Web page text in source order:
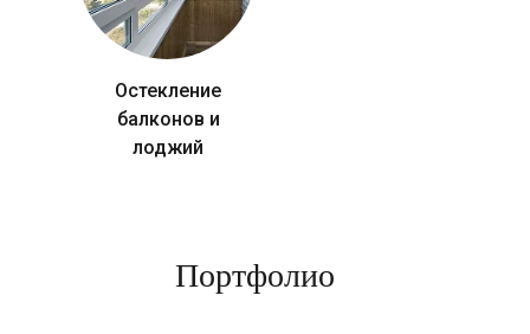
Остекление
балконов и
лоджий
Портфолио